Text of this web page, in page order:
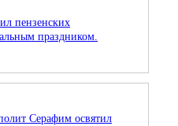
пензенских
праздником.
Серафим освятил